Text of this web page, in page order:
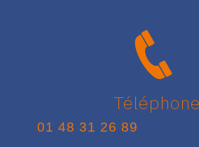
Téléphone
01 48 31 26 89